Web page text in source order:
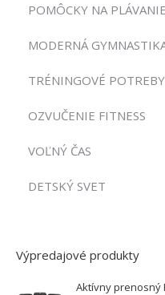
POMÔCKY NA PLÁVANIE
MODERNÁ
TRÉNINGOVÉ POTREBY
OZVUČENIE FITNESS
VOĽNÝ ČAS
DETSKÝ SVET
Výpredajové produkty
Aktívny prenosný